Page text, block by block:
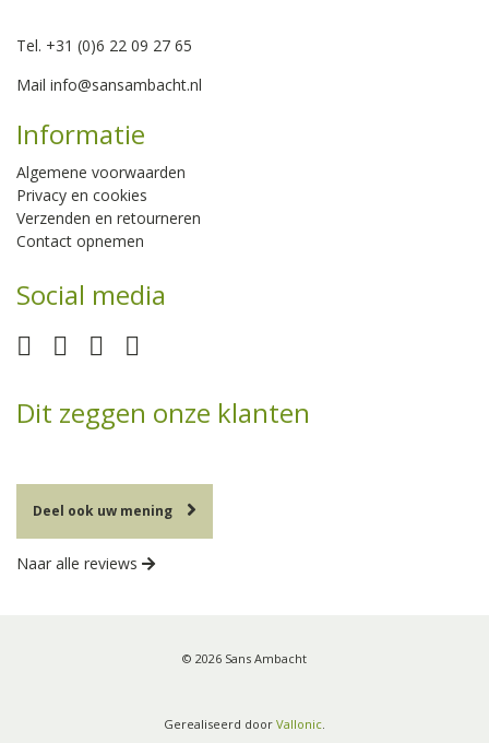
Tel. +31 (0)6 22 09 27 65
Mail info@sansambacht.nl
Informatie
Algemene voorwaarden
Privacy en cookies
Verzenden en retourneren
Contact opnemen
Social media
Dit zeggen onze klanten
Deel ook uw mening
Naar alle reviews
© 2026 Sans Ambacht
Gerealiseerd door Vallonic